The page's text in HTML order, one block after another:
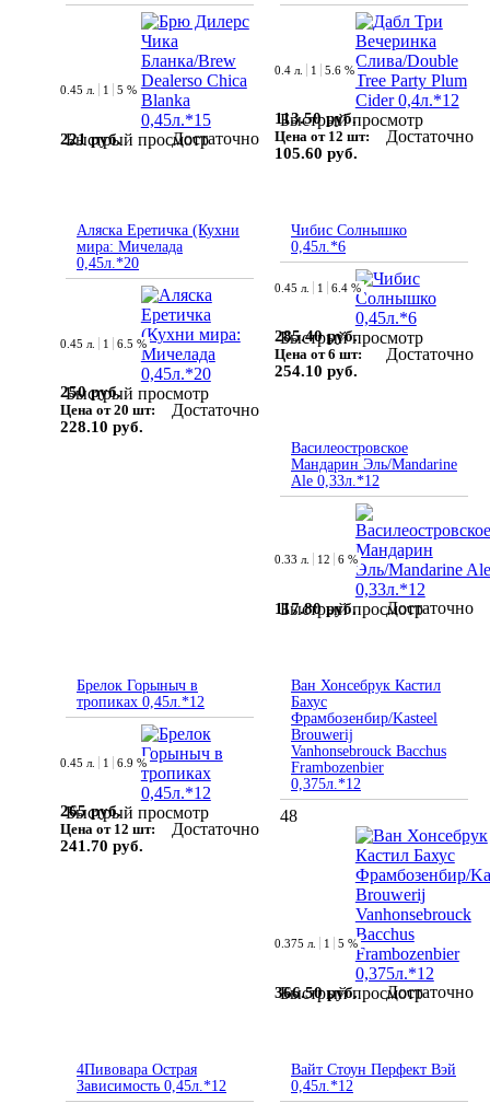
Быстрый просмотр
0.45 л. 1 5 %
221 руб. Достаточно
Быстрый просмотр
0.4 л. 1 5.6 %
113.50 руб.
Цена от 12 шт:
105.60 руб.
Достаточно
Аляска Еретичка (Кухни
мира: Мичелада
0,45л.*20
Быстрый просмотр
0.45 л. 1 6.5 %
250 руб.
Цена от 20 шт:
228.10 руб.
Достаточно
Чибис Солнышко
0,45л.*6
Быстрый просмотр
0.45 л. 1 6.4 %
285.40 руб.
Цена от 6 шт:
254.10 руб.
Достаточно
Василеостровское
Мандарин Эль/Mandarine
Ale 0,33л.*12
Быстрый просмотр
0.33 л. 12 6 %
117.80 руб. Достаточно
Брелок Горыныч в
тропиках 0,45л.*12
Быстрый просмотр
0.45 л. 1 6.9 %
265 руб.
Цена от 12 шт:
241.70 руб.
Достаточно
Ван Хонсебрук Кастил
Бахус
Фрамбозенбир/Kasteel
Brouwerij
Vanhonsebrouck Bacchus
Frambozenbier
0,375л.*12
48
Быстрый просмотр
0.375 л. 1 5 %
366.50 руб. Достаточно
4Пивовара Острая
Зависимость 0,45л.*12
Вайт Стоун Перфект Вэй
0,45л.*12